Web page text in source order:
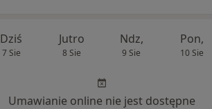
Dziś
7 Sie
Jutro
8 Sie
Ndz,
9 Sie
Pon,
10 Sie
Umawianie online nie jest dostępne